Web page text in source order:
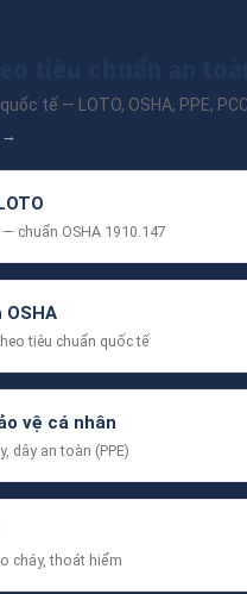
tế — LOTO, OSHA, PPE,
→
chuẩn OSHA 1910.147
tiêu chuẩn quốc tế
vệ cá nhân
dây an toàn (PPE)
cháy, thoát hiểm